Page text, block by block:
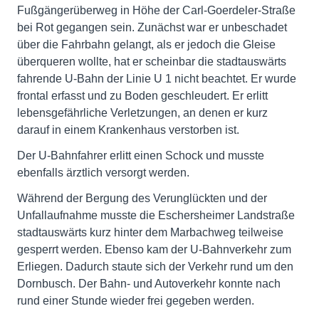
Fußgängerüberweg in Höhe der Carl-Goerdeler-Straße
bei Rot gegangen sein. Zunächst war er unbeschadet
über die Fahrbahn gelangt, als er jedoch die Gleise
überqueren wollte, hat er scheinbar die stadtauswärts
fahrende U-Bahn der Linie U 1 nicht beachtet. Er wurde
frontal erfasst und zu Boden geschleudert. Er erlitt
lebensgefährliche Verletzungen, an denen er kurz
darauf in einem Krankenhaus verstorben ist.
Der U-Bahnfahrer erlitt einen Schock und musste
ebenfalls ärztlich versorgt werden.
Während der Bergung des Verunglückten und der
Unfallaufnahme musste die Eschersheimer Landstraße
stadtauswärts kurz hinter dem Marbachweg teilweise
gesperrt werden. Ebenso kam der U-Bahnverkehr zum
Erliegen. Dadurch staute sich der Verkehr rund um den
Dornbusch. Der Bahn- und Autoverkehr konnte nach
rund einer Stunde wieder frei gegeben werden.